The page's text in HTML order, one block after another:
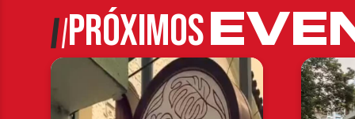
PRÓXIMOS